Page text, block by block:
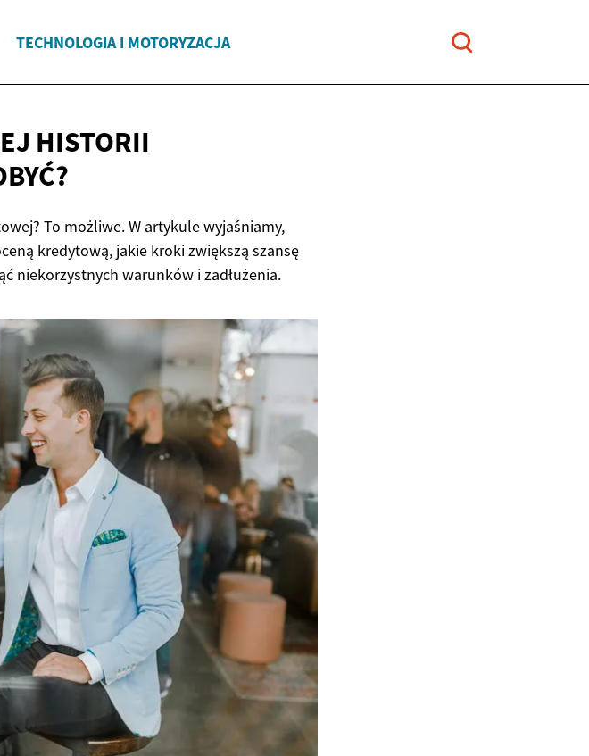
TECHNOLOGIA I MOTORYZACJA
HISTORII
To możliwe. W artykule wyjaśniamy,
kredytową, jakie kroki zwiększą szansę
niekorzystnych warunków i zadłużenia.